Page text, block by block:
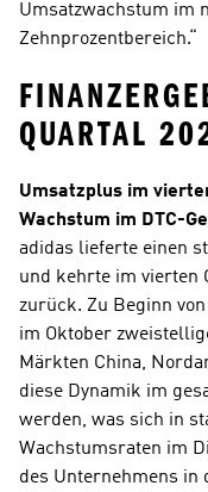
Umsatzwachstum im
Zehnprozentbereich.“
QUARTAL
Umsatzplus im
Wachstum im DTC-
adidas lieferte einen
und kehrte im vierten
zurück. Zu Beginn
im Oktober
Märkten China,
diese Dynamik im
werden, was sich in
Wachstumsraten im
des Unternehmens in